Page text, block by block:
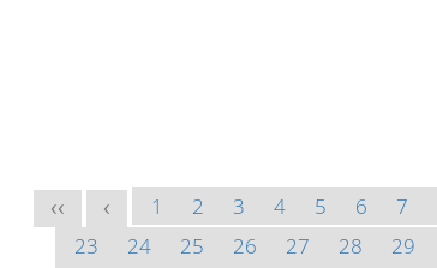
<< < 1 2 3 4 5 6 7
23
24 25 26 27 28 29